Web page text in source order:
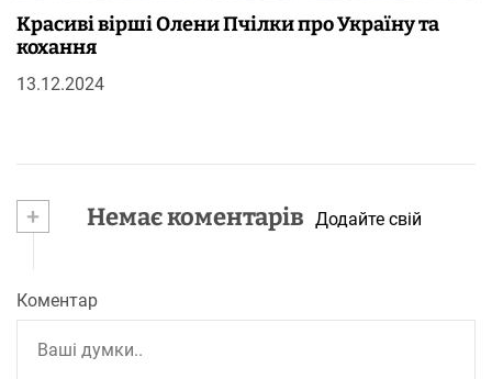
Красиві вірші Олени Пчілки про Україну та
кохання
13.12.2024
+ Немає коментарів Додайте свій
Коментар